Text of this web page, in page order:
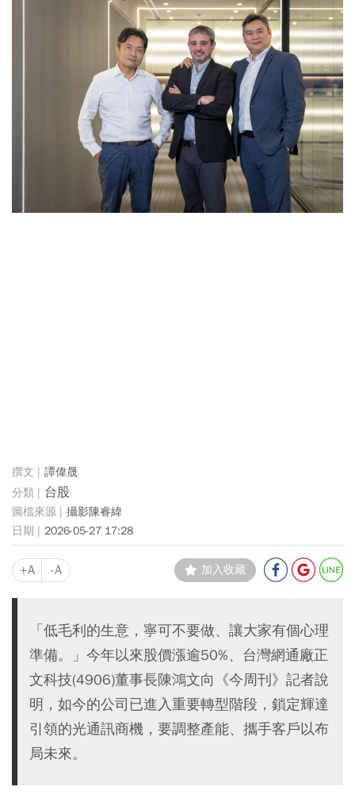
譚偉晟
台股
攝影陳睿緯
2026-05-27 17:28
+A -A 加入收藏
「低毛利的生意，寧可不要做、讓大家有個心理
準備。」今年以來股價漲逾50%、台灣網通廠正
文科技(4906)董事長陳鴻文向《今周刊》記者說
明，如今的公司已進入重要轉型階段，鎖定輝達
引領的光通訊商機，要調整產能、攜手客戶以布
局未來。